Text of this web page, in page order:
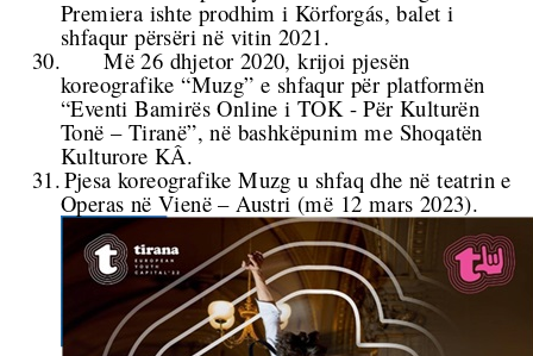
Premiera ishte prodhim i Körforgás, balet i
shfaqur përsëri në vitin 2021.
30.
Më 26 dhjetor 2020, krijoi pjesën
koreografike “Muzg” e shfaqur për platformën
“Eventi Bamirës Online i TOK - Për Kulturën
Tonë – Tiranë”, në bashkëpunim me Shoqatën
Kulturore KÂ.
31.Pjesa koreografikeMuzg u shfaq dhe në teatrin e
Operas në Vienë – Austri (më 12 mars 2023).